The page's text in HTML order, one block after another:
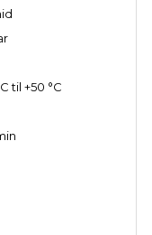
til +50 °C